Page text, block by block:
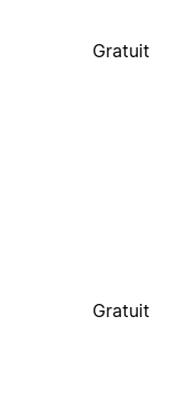
Gratuit
Gratuit